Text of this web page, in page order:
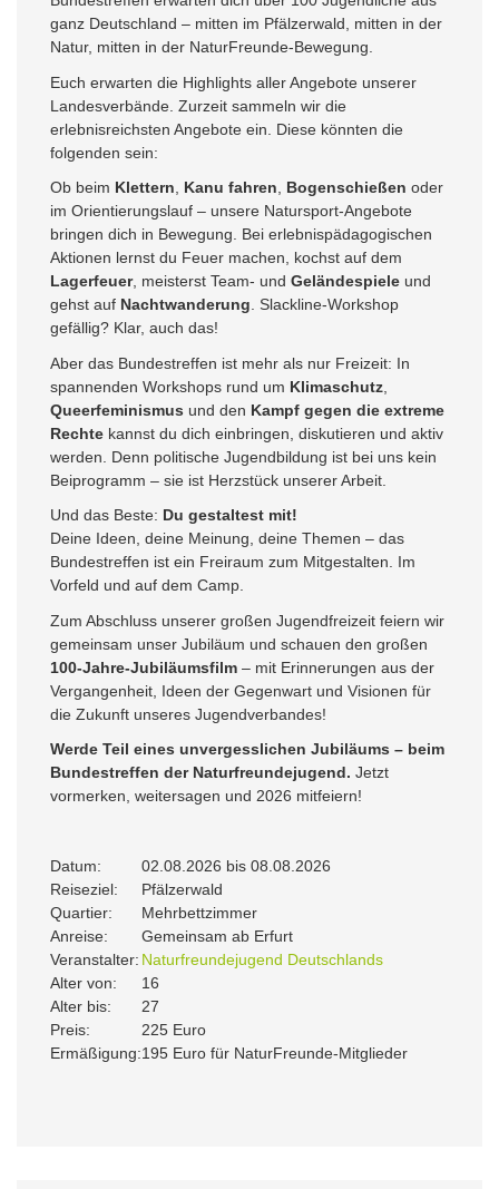
ganz Deutschland – mitten im Pfälzerwald, mitten in der
Natur, mitten in der NaturFreunde-Bewegung.
Euch erwarten die Highlights aller Angebote unserer
Landesverbände. Zurzeit sammeln wir die
erlebnisreichsten Angebote ein. Diese könnten die
folgenden sein:
Ob beim Klettern Kanu fahren Bogenschießen oder
im Orientierungslauf – unsere Natursport-Angebote
bringen dich in Bewegung. Bei erlebnispädagogischen
Aktionen lernst du Feuer machen, kochst auf dem
Lagerfeuer, meisterst Team- und Geländespiele und
gehst auf Nachtwanderung . Slackline-Workshop
gefällig? Klar, auch das!
Aber das Bundestreffen ist mehr als nur Freizeit: In
spannenden Workshops rund um Klimaschutz
Queerfeminismus und den Kampf gegen die extreme
Rechte kannst du dich einbringen, diskutieren und aktiv
werden. Denn politische Jugendbildung ist bei uns kein
Beiprogramm – sie ist Herzstück unserer Arbeit.
Und das Beste: Du gestaltest mit!
Deine Ideen, deine Meinung, deine Themen – das
Bundestreffen ist ein Freiraum zum Mitgestalten. Im
Vorfeld und auf dem Camp.
Zum Abschluss unserer großen Jugendfreizeit feiern wir
gemeinsam unser Jubiläum und schauen den großen
100-Jahre-Jubiläumsfilm – mit Erinnerungen aus der
Vergangenheit, Ideen der Gegenwart und Visionen für
die Zukunft unseres Jugendverbandes!
Werde Teil eines unvergesslichen Jubiläums – beim
Bundestreffen der Naturfreundejugend. Jetzt
vormerken, weitersagen und 2026 mitfeiern!
Datum:
02.08.2026 bis 08.08.2026
Reiseziel:
Pfälzerwald
Quartier:
Mehrbettzimmer
Anreise:
Gemeinsam ab Erfurt
Veranstalter: Naturfreundejugend Deutschlands
Alter von:
16
Alter bis:
27
Preis:
225 Euro
Ermäßigung:195 Euro für NaturFreunde-Mitglieder